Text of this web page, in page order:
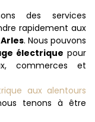
des services
rapidement aux
Arles. Nous pouvons
électrique pour
commerces et
aux alentours
tenons à être